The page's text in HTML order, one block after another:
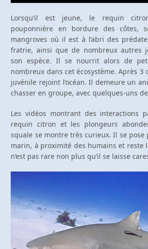
Lorsqu’il est jeune, le requin
pouponnière en bordure des côtes,
mangroves où il est à l’abri des
fratrie, ainsi que de nombreux autres
son espèce. Il se nourrit alors de
nombreux dans cet écosystème. Après 3
juvénile rejoint l’océan. Il demeure un
chasser en groupe, avec quelques-uns
Les vidéos montrant des interactions
requin citron et les plongeurs
squale se montre très curieux. Il se
marin, à proximité des humains et reste
n’est pas rare non plus qu’il se laisse